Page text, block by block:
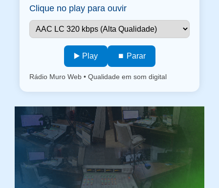
Clique no play para ouvir
▶️ Play ⏹️ Parar
Rádio Muro Web • Qualidade em som digital